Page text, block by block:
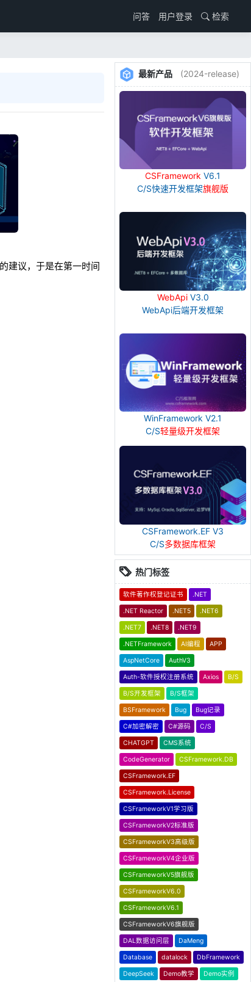
问答 用户登录 检索
建议，于是在第一时间
最新产品 (2024-release)
CSFramework V6.1
C/S快速开发框架旗舰版
WebApiV3.0
WebApi后端开发框架
WinFramework V2.1
C/S轻量级开发框架
CSFramework.EF V3
C/S多数据库框架
热门标签
软件著作权登记证书 .NET
.NET Reactor .NET5 .NET6
.NET7 .NET8 .NET9
.NETFramework AI编程 APP
AspNetCore AuthV3
Auth-软件授权注册系统 Axios B/S
B/S开发框架 B/S框架
BSFramework Bug Bug记录
C#加密解密 C#源码 C/S
CHATGPT CMS系统
CodeGenerator CSFramework.DB
CSFramework.EF
CSFramework.License
CSFrameworkV1学习版
CSFrameworkV2标准版
CSFrameworkV3高级版
CSFrameworkV4企业版
CSFrameworkV5旗舰版
CSFrameworkV6.0
CSFrameworkV6.1
CSFrameworkV6旗舰版
DAL数据访问层 DaMeng
Database datalock DbFramework
DeepSeek Demo教学 Demo实例